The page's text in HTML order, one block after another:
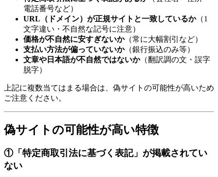
電話番号など）
URL（ドメイン）が正規サイトと一致しているか（1
文字違い・不自然な記号に注意）
価格が不自然に安すぎないか（常に大幅割引など）
支払い方法が偏っていないか（銀行振込のみ等）
文章や日本語が不自然ではないか（翻訳調の文・誤字
脱字）
上記に複数当てはまる場合は、偽サイトの可能性が高いため
ご注意ください。
偽サイトの可能性が高い特徴
①「特定商取引法に基づく表記」が掲載されてい
ない